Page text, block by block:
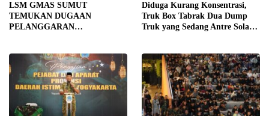
LSM GMAS SUMUT
TEMUKAN DUGAAN
PELANGGARAN
DIBORONGKAN KE PIHAK
LUAR DESA, PEKERJA
DIBAYAR Rp90 RIBU
Diduga Kurang Konsentrasi,
Truk Box Tabrak Dua Dump
Truk yang Sedang Antre Solar